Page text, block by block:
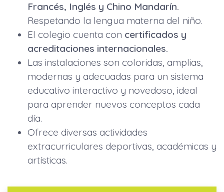
Francés, Inglés y Chino Mandarín.
Respetando la lengua materna del niño.
El colegio cuenta con certificados y
acreditaciones internacionales.
Las instalaciones son coloridas, amplias,
modernas y adecuadas para un sistema
educativo interactivo y novedoso, ideal
para aprender nuevos conceptos cada
día.
Ofrece diversas actividades
extracurriculares deportivas, académicas y
artísticas.